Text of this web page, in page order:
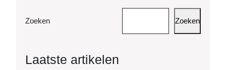
Zoeken Zoeken
Laatste artikelen